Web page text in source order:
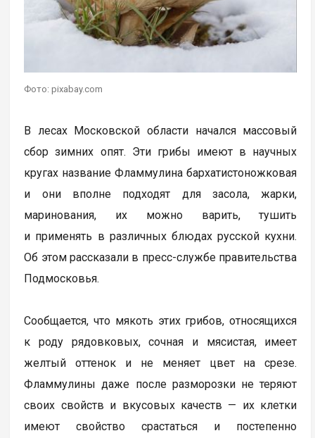
Фото: pixabay.com
В лесах Московской области начался массовый
сбор зимних опят. Эти грибы имеют в научных
кругах название Фламмулина бархатистоножковая
и они вполне подходят для засола, жарки,
маринования, их можно варить, тушить
и применять в различных блюдах русской кухни.
Об этом рассказали в пресс-службе правительства
Подмосковья.
Сообщается, что мякоть этих грибов, относящихся
к роду рядовковых, сочная и мясистая, имеет
желтый оттенок и не меняет цвет на срезе.
Фламмулины даже после разморозки не теряют
своих свойств и вкусовых качеств — их клетки
имеют свойство срастаться и постепенно